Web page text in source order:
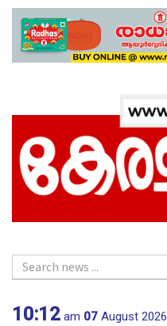
10:12 am 07 August 2026